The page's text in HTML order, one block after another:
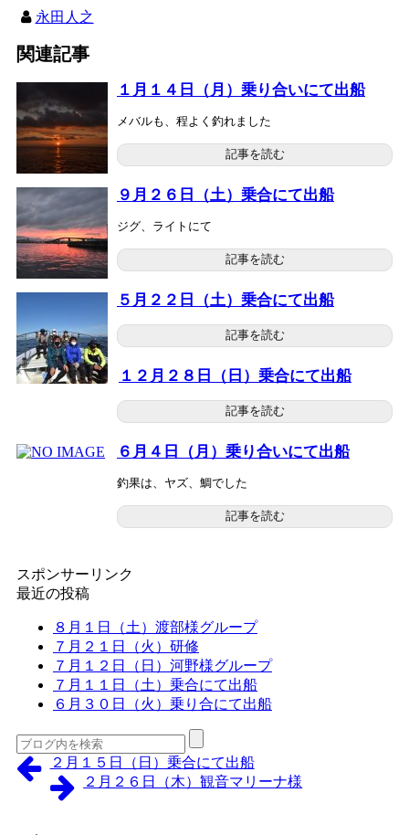
永田人之
関連記事
１月１４日（月）乗り合いにて出船
メバルも、程よく釣れました
記事を読む
９月２６日（土）乗合にて出船
ジグ、ライトにて
記事を読む
５月２２日（土）乗合にて出船
記事を読む
１２月２８日（日）乗合にて出船
記事を読む
６月４日（月）乗り合いにて出船
釣果は、ヤズ、鯛でした
記事を読む
スポンサーリンク
最近の投稿
８月１日（土）渡部様グループ
７月２１日（火）研修
７月１２日（日）河野様グループ
７月１１日（土）乗合にて出船
６月３０日（火）乗り合にて出船
２月１５日（日）乗合にて出船
２月２６日（木）観音マリーナ様